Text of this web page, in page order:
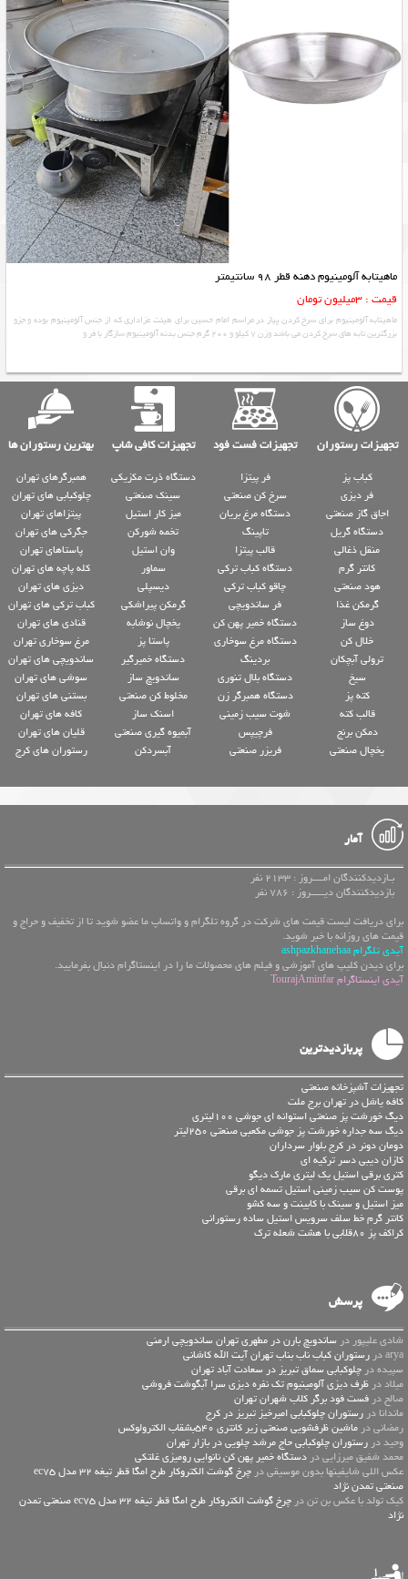
ماهیتابه آلومینیوم دهنه قطر 98 سانتیمتر
قیمت : 3میلیون تومان
ماهیتابه آلومینیوم برای سرخ کردن پیاز در مراسم امام حسین برای هیئت عزاداری که از جنس آلومینیوم بوده و جزو
بزرگترین تابه های سرخ کردن می باشد وزن 7 کیلو و 200 گرم جنس بدنه آلومینیوم سازگار با فر و
تجهیزات رستوران تجهیزات فست فود تجهیزات کافی شاپ بهترین رستوران ها
کباب پز
فر دیزی
اجاق گاز صنعتی
دستگاه گریل
منقل ذغالی
کانتر گرم
هود صنعتی
گرمکن غذا
دوغ ساز
خلال کن
ترولی آبچکان
سیخ
کته پز
قالب کته
دمکن برنج
یخچال صنعتی
فر پیتزا
سرخ کن صنعتی
دستگاه مرغ بریان
تاپینگ
قالب پیتزا
دستگاه کباب ترکی
چاقو کباب ترکی
فر ساندویچی
دستگاه خمیر پهن کن
دستگاه مرغ سوخاری
بردینگ
دستگاه بلال تنوری
دستگاه همبرگر زن
شوت سیب زمینی
فرچیپس
فریزر صنعتی
دستگاه ذرت مکزیکی
سینک صنعتی
میز کار استیل
تخمه شورکن
وان استیل
سماور
دیسپلی
گرمکن پیراشکی
یخچال نوشابه
پاستا پز
دستگاه خمیرگیر
ساندویچ ساز
مخلوط کن صنعتی
اسنک ساز
آبمیوه گیری صنعتی
آبسردکن
همبرگرهای تهران
چلوکبابی های تهران
پیتزاهای تهران
جگرکی های تهران
پاستاهای تهران
کله پاچه های تهران
دیزی های تهران
کباب ترکی های تهران
قنادی های تهران
مرغ سوخاری تهران
ساندویچی های تهران
سوشی های تهران
بستنی های تهران
کافه های تهران
قلیان های تهران
رستوران های کرج
آمار
بـازدیدکنندگان امــــروز : 2133 نفر
بازدیدکنندگان دیـــــروز : 786 نفر
برای دریافت لیست قیمت های شرکت در گروه تلگرام و واتساپ ما عضو شوید تا از تخفیف و حراج و
قیمت های روزانه با خبر شوید.
آیدی تلگرام ashpazkhanehaa
برای دیدن کلیپ های آموزشی و فیلم های محصولات ما را در اینستاگرام دنبال بفرمایید.
آیدی اینستاگرام TourajAminfar
پربازدیدترین
تجهیزات آشپزخانه صنعتی
کافه یاشل در تهران برج ملت
دیگ خورشت پز صنعتی استوانه ای جوشی 100لیتری
دیگ سه جداره خورشت پز جوشی مکعبی صنعتی 250لیتر
دومان دونر در کرج بلوار سرداران
کازان دیبی دسر ترکیه ای
کتری برقی استیل یک لیتری مارک دیگو
پوست کن سیب زمینی استیل تسمه ای برقی
میز استیل و سینک با کابینت و سه کشو
کانتر گرم خط سلف سرویس استیل ساده رستورانی
کراکف پز 80قلابی با هشت شعله ترک
پرسش
شادی علیپور در ساندویچ بارن در مطهری تهران ساندویچی ارمنی
arya در
رستوران کباب ناب بناب تهران آیت الله کاشانی
سپیده در چلوکبابی سماق تبریز در سعادت آباد تهران
میلاد در ظرف دیزی آلومینیوم تک نفره دیزی سرا آبگوشت فروشی
صالح در فست فود برگر کلاب شهران تهران
ماندانا در رستوران چلوکبابی امیرخیز تبریز در کرج
رمضانی در ماشین ظرفشویی صنعتی زیر کانتری 540بشقاب الکترولوکس
وحید در رستوران چلوکبابی حاج مرشد چلویی در بازار تهران
محمد شفیق میرزایی در دستگاه خمیر پهن کن نانوایی رومیزی غلتکی
عكس اللي شايفينها بدون موسيقى در
چرخ گوشت الکتروکار طرح امگا قطر تیغه 32 مدل ec75
صنعتی تمدن نژاد
کیک تولد با عکس بن تن در
چرخ گوشت الکتروکار طرح امگا قطر تیغه 32 مدل ec75 صنعتی تمدن
نژاد